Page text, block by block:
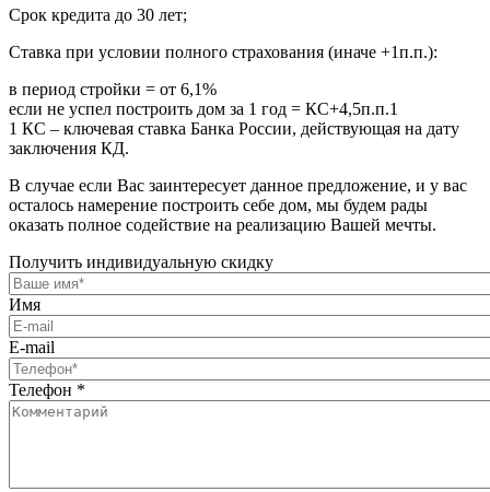
Срок кредита до 30 лет;
Ставка при условии полного страхования (иначе +1п.п.):
в период стройки = от 6,1%
если не успел построить дом за 1 год = КС+4,5п.п.1
1 КС – ключевая ставка Банка России, действующая на дату
заключения КД.
В случае если Вас заинтересует данное предложение, и у вас
осталось намерение построить себе дом, мы будем рады
оказать полное содействие на реализацию Вашей мечты.
Получить индивидуальную скидку
Имя
E-mail
Телефон *